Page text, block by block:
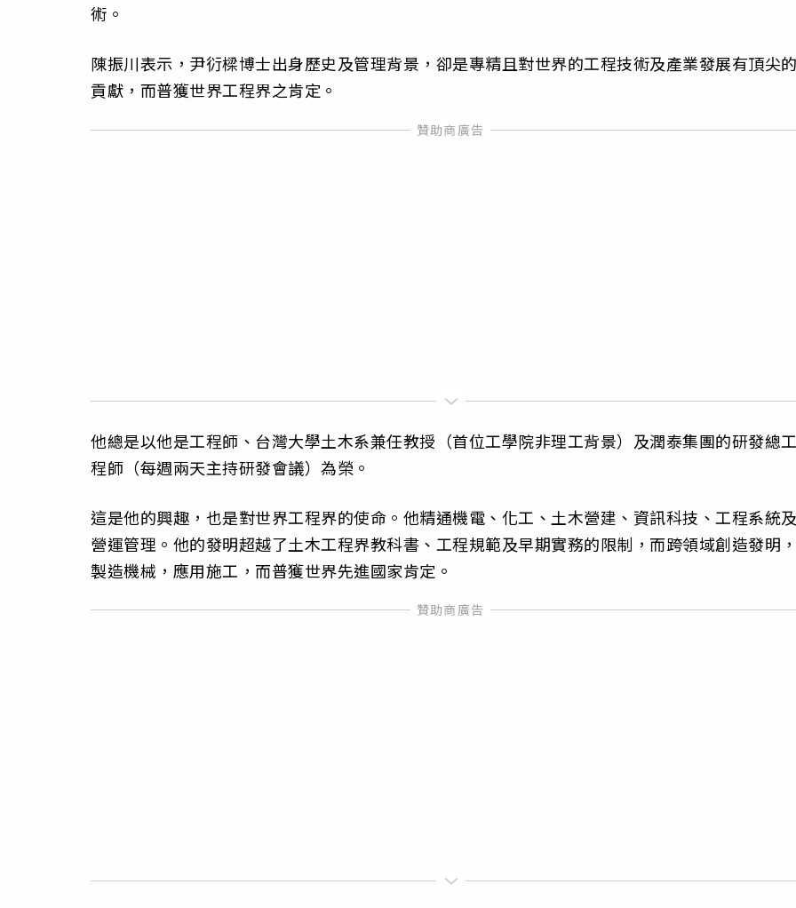
術。
陳振川表示，尹𧗠樑博士出身歷史及管理背景，卻是專精且對世界的工程技術及產業發展有頂尖
貢獻，而普獲世界工程界之肯定。
他總是以他是工程師、台灣大學土木系兼任教授（首位工學院非理工背景）及潤泰集團的研發總
程師（每週兩天主持研發會議）為榮。
這是他的興趣，也是對世界工程界的使命。他精通機電、化工、土木營建、資訊科技、工程系統
營運管理。他的發明超越了土木工程界教科書、工程規範及早期實務的限制，而跨領域創造發明
製造機械，應用施工，而普獲世界先進國家肯定。